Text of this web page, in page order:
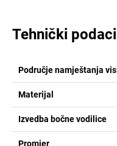
Tehnički podaci
Područje namještanja
Materijal
Izvedba bočne vodilice
Promjer